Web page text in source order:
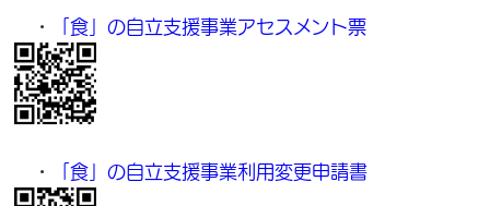
・ 「食」の自立支援事業アセスメント票
・ 「食」の自立支援事業利用変更申請書